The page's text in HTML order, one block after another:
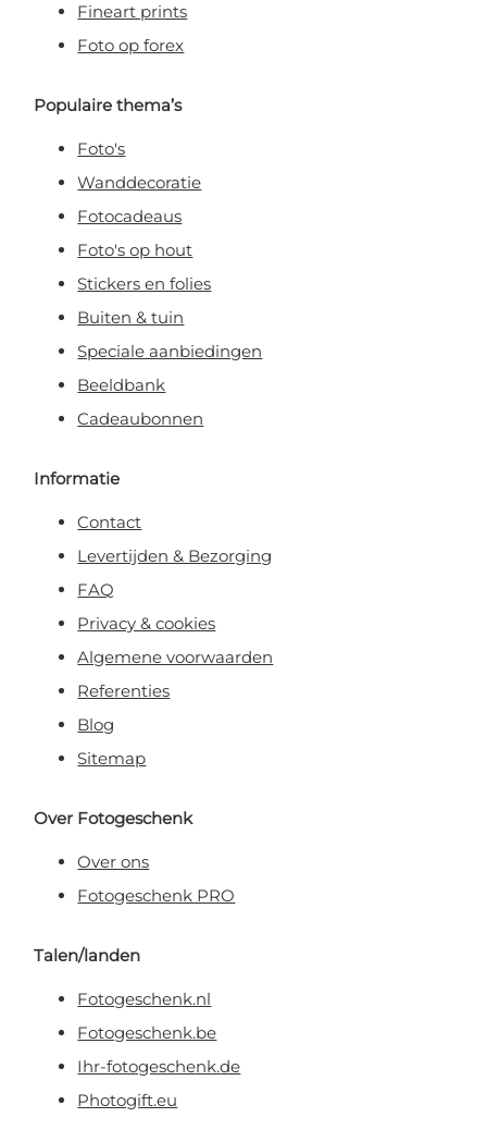
Fineart prints
Foto op forex
Populaire thema’s
Foto's
Wanddecoratie
Fotocadeaus
Foto's op hout
Stickers en folies
Buiten & tuin
Speciale aanbiedingen
Beeldbank
Cadeaubonnen
Informatie
Contact
Levertijden & Bezorging
FAQ
Privacy & cookies
Algemene voorwaarden
Referenties
Blog
Sitemap
Over Fotogeschenk
Over ons
Fotogeschenk PRO
Talen/landen
Fotogeschenk.nl
Fotogeschenk.be
Ihr-fotogeschenk.de
Photogift.eu